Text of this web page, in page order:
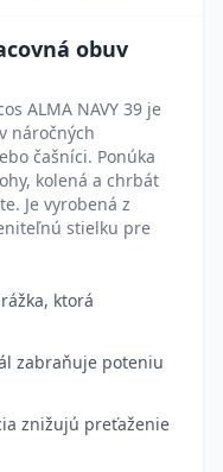
obuv
ALMA NAVY 39 je
náročných
čašníci. Ponúka
kolená a chrbát
Je vyrobená z
stielku pre
ktorá
zabraňuje poteniu
znižujú preťaženie